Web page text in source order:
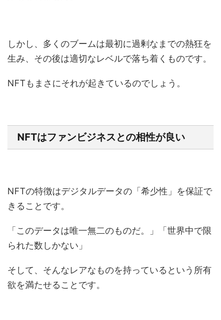
しかし、多くのブームは最初に過剰なまでの熱狂を
生み、その後は適切なレベルで落ち着くものです。
NFTもまさにそれが起きているのでしょう。
NFTはファンビジネスとの相性が良い
NFTの特徴はデジタルデータの「希少性」を保証で
きることです。
「このデータは唯一無二のものだ。」「世界中で限
られた数しかない」
そして、そんなレアなものを持っているという所有
欲を満たせることです。